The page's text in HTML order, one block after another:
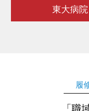
東大病
履
「職